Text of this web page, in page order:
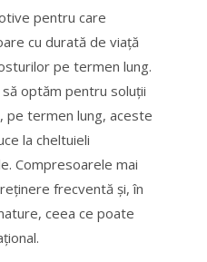
pentru care
cu durată de viață
pe termen lung.
optăm pentru soluții
pe termen lung, aceste
la cheltuieli
Compresoarele mai
frecventă și, în
ceea ce poate